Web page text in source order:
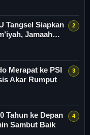
Tangsel Siapkan
Jamaah
Merapat ke PSI
Akar Rumput
Tahun ke Depan
Sambut Baik